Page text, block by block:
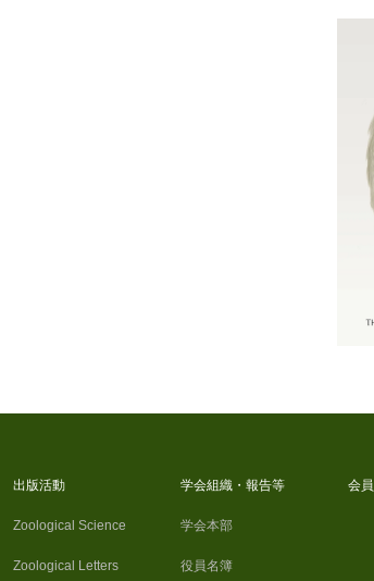
出版活動
Zoological Science
Zoological Letters
学会組織・報告等
学会本部
役員名簿
会